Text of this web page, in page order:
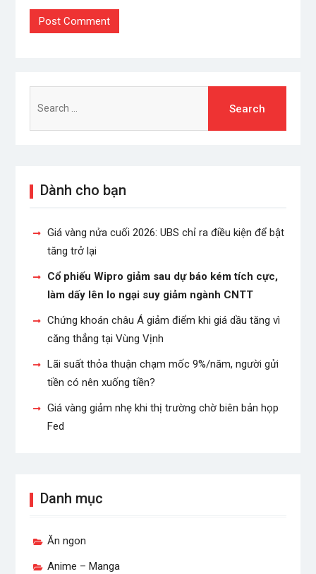
for:
Dành cho bạn
Giá vàng nửa cuối 2026: UBS chỉ ra điều kiện để bật
tăng trở lại
Cổ phiếu Wipro giảm sau dự báo kém tích cực,
làm dấy lên lo ngại suy giảm ngành CNTT
Chứng khoán châu Á giảm điểm khi giá dầu tăng vì
căng thẳng tại Vùng Vịnh
Lãi suất thỏa thuận chạm mốc 9%/năm, người gửi
tiền có nên xuống tiền?
Giá vàng giảm nhẹ khi thị trường chờ biên bản họp
Fed
Danh mục
Ăn ngon
Anime – Manga